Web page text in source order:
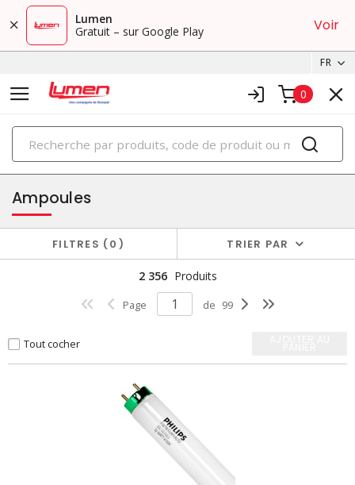
Lumen
Gratuit – sur Google Play
Voir
FR
0
PRODUITS
éclairage
Ampoules
FILTRES 0 TRIER PAR
2 356 Produits
Page de 99
Tout cocher